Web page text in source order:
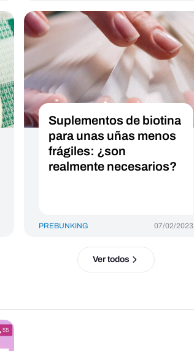
Suplementos de biotina
para unas uñas menos
frágiles: ¿son
realmente necesarios?
PREBUNKING 07/02/2023
Ver todos